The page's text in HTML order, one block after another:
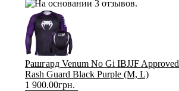
Рашгард Venum No Gi IBJJF Approved
Rash Guard Black Purple (М, L)
1 900.00грн.